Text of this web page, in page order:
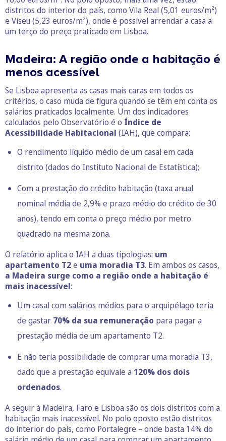
distritos do interior do país, como Vila Real (5,01 euros/m²)
e Viseu (5,23 euros/m²), onde é possível arrendar a casa a
um terço do preço praticado em Lisboa.
Madeira: A região onde a habitação é
menos acessível
Se Lisboa apresenta as casas mais caras em todos os
critérios, o caso muda de figura quando se têm em conta os
salários praticados localmente. Um dos indicadores
calculados pelo Observatório é o Índice de
Acessibilidade Habitacional (IAH), que compara:
O rendimento líquido médio de um casal em cada
distrito (dados do Instituto Nacional de Estatística);
Com a prestação do crédito habitação (taxa anual
nominal média de 2,9% e prazo médio do crédito de 30
anos), tendo em conta o preço médio por metro
quadrado na mesma zona.
O relatório aplica o IAH a duas tipologias: um
apartamento T2e uma moradia T3. Em ambos os casos,
a Madeira surge como a região onde a habitação é
mais inacessível:
Um casal com salários médios para o arquipélago teria
de gastar 70% da sua remuneração para pagar a
prestação média de um apartamento T2.
E não teria possibilidade de comprar uma moradia T3,
dado que a prestação equivale a 120% dos dois
ordenados.
A seguir à Madeira, Faro e Lisboa são os dois distritos com a
habitação mais inacessível. No polo oposto estão distritos
do interior do país, como Portalegre – onde basta 14% do